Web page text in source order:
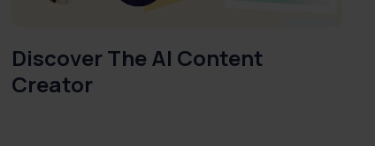
Discover The AI Content
Creator